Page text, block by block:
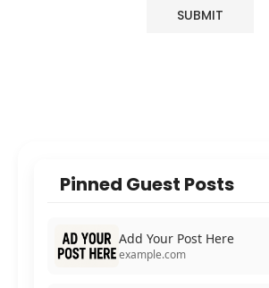
Pinned Guest Posts
Add Your Post Here
example.com